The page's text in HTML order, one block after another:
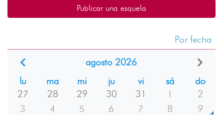
Publicar una esquela
Por fecha
agosto 2026
lu
ma mi ju vi sá
do
27
28 29 30 31 1
2
3
4 5 6 7 8
9